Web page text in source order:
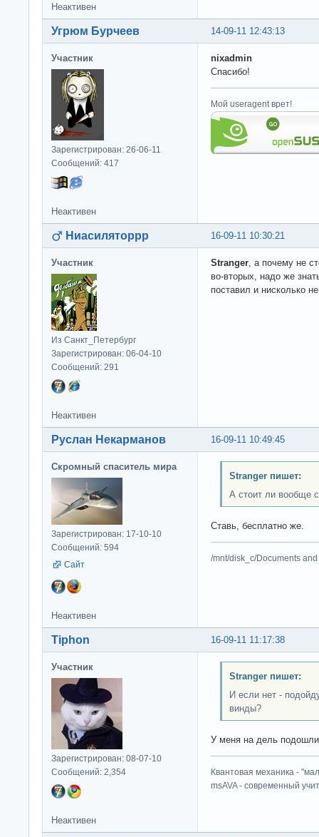
Неактивен
14-09-11 12:43:13
Угрюм Бурчеев
Участник
Зарегистрирован: 26-06-11
Сообщений: 417
nixadmin
Спасибо!
Мой useragent врет!
Неактивен
16-09-11 10:30:21
Ниасиляторрр
Участник
Из Санкт_Петербург
Зарегистрирован: 06-04-10
Сообщений: 291
Stranger , а почему не
во-вторых, надо же
поставил и нисколько
Неактивен
16-09-11 10:49:45
Руслан Некарманов
Скромный спаситель мира
Зарегистрирован: 17-10-10
Сообщений: 594
Сайт
Stranger пишет:
А стоит ли вообще
Ставь, бесплатно же.
/mnt/disk_c/Documents
Неактивен
16-09-11 11:17:38
Tiphon
Участник
Зарегистрирован: 08-07-10
Сообщений: 2,354
Stranger пишет:
И если нет -
винды?
У меня на дель
Квантовая механика -
msAVA - современный
Неактивен